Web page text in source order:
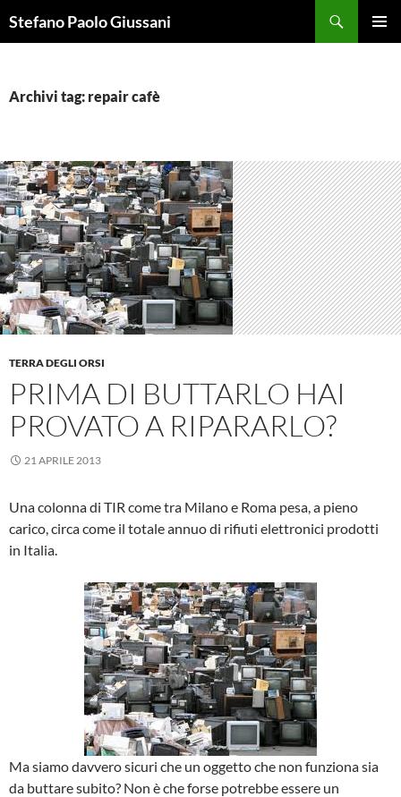
alStefano Paolo Giussani
Archivi tag: repair cafè
TERRA DEGLI ORSI
PRIMA DI BUTTARLO HAI
PROVATO A RIPARARLO?
21 APRILE 2013
Una colonna di TIR come tra Milano e Roma pesa, a pieno
carico, circa come il totale annuo di rifiuti elettronici prodotti
in Italia.
Ma siamo davvero sicuri che un oggetto che non funziona sia
da buttare subito? Non è che forse potrebbe essere un